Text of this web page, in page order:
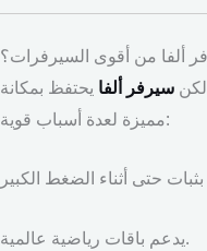
ألفا من أقوى السيرفرات؟
سيرفر ألفا يحتفظ بمكانة
مميزة لعدة أسباب قوية:
يدعم باقات رياضية عالمية.